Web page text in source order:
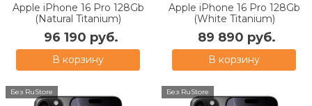
Apple iPhone 16 Pro 128Gb
(Natural Titanium)
96 190 руб.
В корзину
Apple iPhone 16 Pro 128Gb
(White Titanium)
89 890 руб.
В корзину
Без RuStore Без RuStore